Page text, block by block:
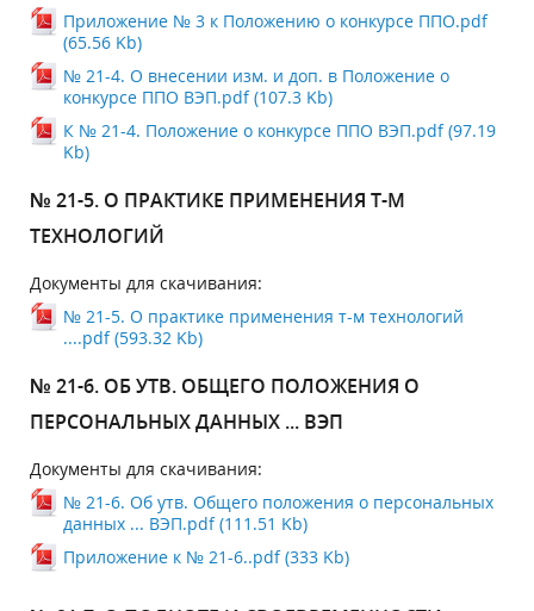
Приложение № 3 к Положению о конкурсе ППО.pdf
(65.56 Kb)
№ 21-4. О внесении изм. и доп. в Положение о
конкурсе ППО ВЭП.pdf (107.3 Kb)
К № 21-4. Положение о конкурсе ППО ВЭП.pdf (97.19
Kb)
№ 21-5. О ПРАКТИКЕ ПРИМЕНЕНИЯ Т-М
ТЕХНОЛОГИЙ
Документы для скачивания:
№ 21-5. О практике применения т-м технологий
....pdf (593.32 Kb)
№ 21-6. ОБ УТВ. ОБЩЕГО ПОЛОЖЕНИЯ О
ПЕРСОНАЛЬНЫХ ДАННЫХ ... ВЭП
Документы для скачивания:
№ 21-6. Об утв. Общего положения о персональных
данных ... ВЭП.pdf (111.51 Kb)
Приложение к № 21-6..pdf (333 Kb)